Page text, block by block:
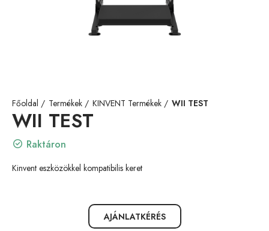
Főoldal Termékek KINVENT Termékek WII TEST
WII TEST
Raktáron
Kinvent eszközökkel kompatibilis keret
AJÁNLATKÉRÉS